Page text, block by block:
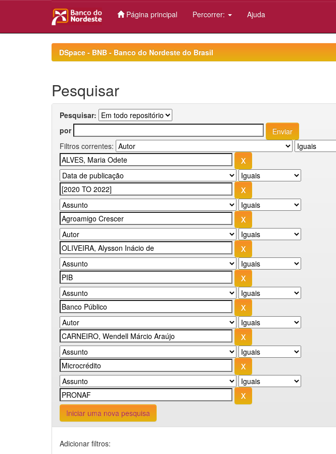
Página principal Percorrer: Ajuda
DSpace - BNB - Banco do Nordeste do Brasil
Pesquisar
Pesquisar:
por
Filtros correntes:
Iniciar uma nova pesquisa
Adicionar filtros: